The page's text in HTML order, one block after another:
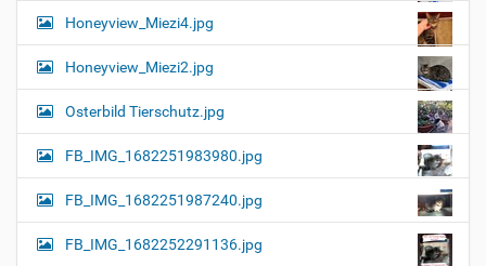
Honeyview_Miezi4.jpg
Honeyview_Miezi2.jpg
Osterbild Tierschutz.jpg
FB_IMG_1682251983980.jpg
FB_IMG_1682251987240.jpg
FB_IMG_1682252291136.jpg